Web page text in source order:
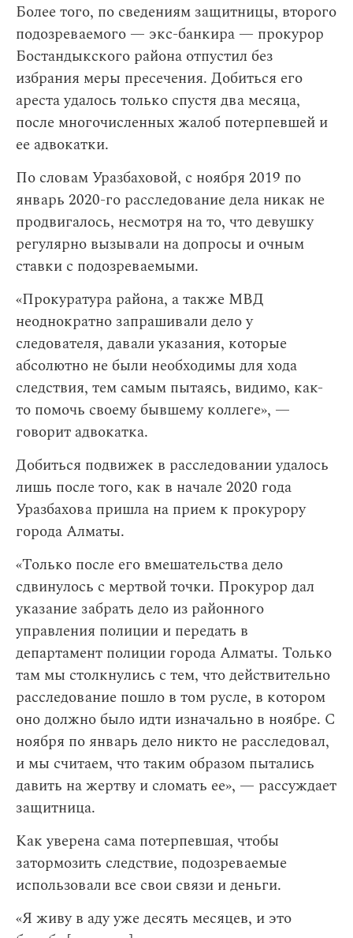
Более того, по сведениям защитницы, второго
подозреваемого — экс-банкира — прокурор
Бостандыкского района отпустил без
избрания меры пресечения. Добиться его
ареста удалось только спустя два месяца,
после многочисленных жалоб потерпевшей и
ее адвокатки.
По словам Уразбаховой, с ноября 2019 по
январь 2020-го расследование дела никак не
продвигалось, несмотря на то, что девушку
регулярно вызывали на допросы и очным
ставки с подозреваемыми.
«Прокуратура района, а также МВД
неоднократно запрашивали дело у
следователя, давали указания, которые
абсолютно не были необходимы для хода
следствия, тем самым пытаясь, видимо, как-
то помочь своему бывшему коллеге», —
говорит адвокатка.
Добиться подвижек в расследовании удалось
лишь после того, как в начале 2020 года
Уразбахова пришла на прием к прокурору
города Алматы.
«Только после его вмешательства дело
сдвинулось с мертвой точки. Прокурор дал
указание забрать дело из районного
управления полиции и передать в
департамент полиции города Алматы. Только
там мы столкнулись с тем, что действительно
расследование пошло в том русле, в котором
оно должно было идти изначально в ноябре. С
ноября по январь дело никто не расследовал,
и мы считаем, что таким образом пытались
давить на жертву и сломать ее», — рассуждает
защитница.
Как уверена сама потерпевшая, чтобы
затормозить следствие, подозреваемые
использовали все свои связи и деньги.
«Я живу в аду уже десять месяцев, и это